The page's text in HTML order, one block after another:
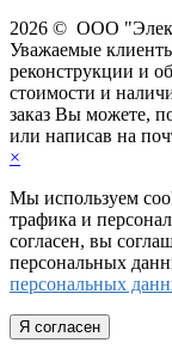
2026 © ООО
Уважаемые
реконструкции и
стоимости и
заказ Вы можете,
или написав на
×
Мы используем
трафика и
согласен, вы
персональных
персональных
Я согласен